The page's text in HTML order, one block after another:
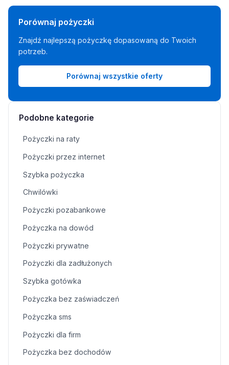
Porównaj pożyczki
Znajdź najlepszą pożyczkę dopasowaną do Twoich
potrzeb.
Porównaj wszystkie oferty
Podobne kategorie
Pożyczki na raty
Pożyczki przez internet
Szybka pożyczka
Chwilówki
Pożyczki pozabankowe
Pożyczka na dowód
Pożyczki prywatne
Pożyczki dla zadłużonych
Szybka gotówka
Pożyczka bez zaświadczeń
Pożyczka sms
Pożyczki dla firm
Pożyczka bez dochodów